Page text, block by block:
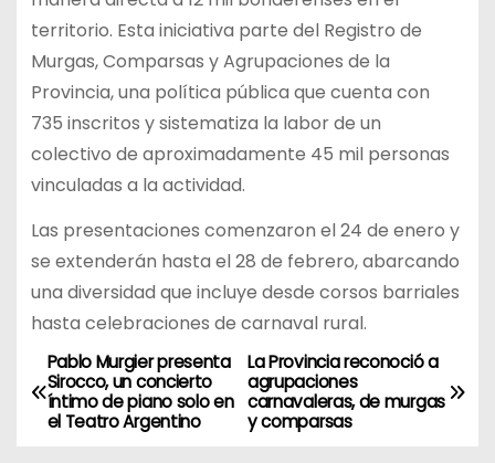
territorio. Esta iniciativa parte del Registro de
Murgas, Comparsas y Agrupaciones de la
Provincia, una política pública que cuenta con
735 inscritos y sistematiza la labor de un
colectivo de aproximadamente 45 mil personas
vinculadas a la actividad.
Las presentaciones comenzaron el 24 de enero y
se extenderán hasta el 28 de febrero, abarcando
una diversidad que incluye desde corsos barriales
hasta celebraciones de carnaval rural.
N
a
La Provincia reconoció a
agrupaciones
carnavaleras, de murgas
y comparsas
Pablo Murgier presenta
Sirocco, un concierto
íntimo de piano solo en
el Teatro Argentino